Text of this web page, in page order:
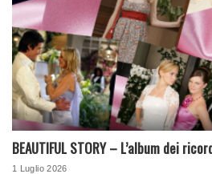
BEAUTIFUL STORY – L’album dei
1 Luglio 2026